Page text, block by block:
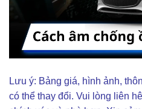
Lưu ý: Bảng giá, hình ảnh,
có thể thay đổi. Vui lòng liên